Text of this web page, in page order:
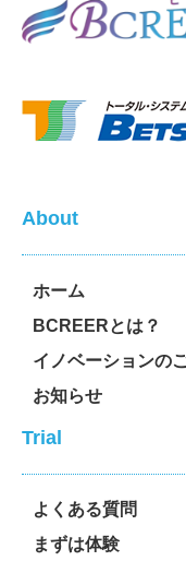
About
ホーム
BCREERとは？
イノベーションの
お知らせ
Trial
よくある質問
まずは体験